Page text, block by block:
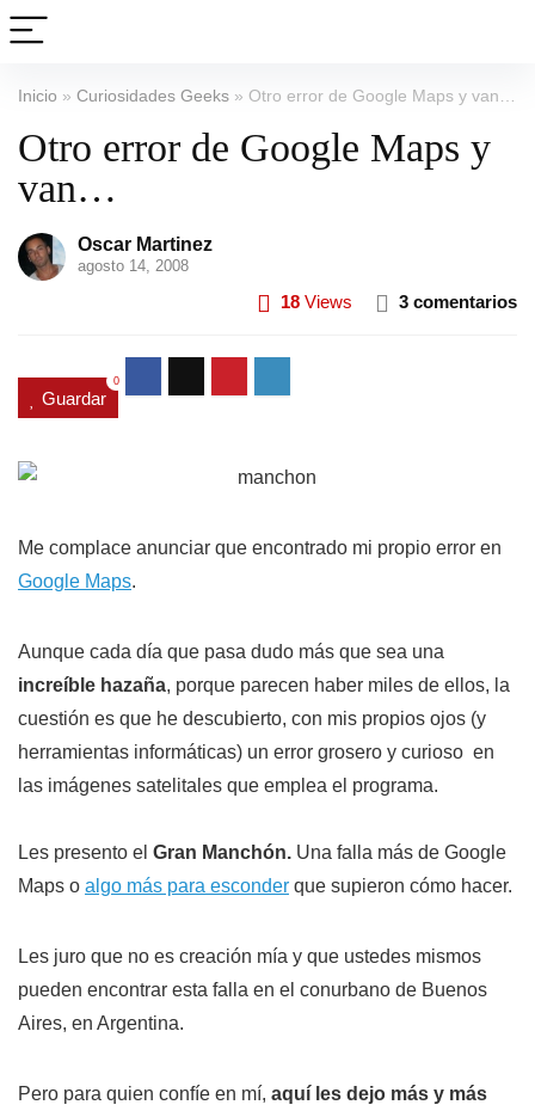
Inicio » Curiosidades Geeks » Otro error de Google Maps y van…
Otro error de Google Maps y
van…
Oscar Martinez
agosto 14, 2008
18 Views 3 comentarios
Guardar
0
Me complace anunciar que encontrado mi propio error en
Google Maps.
Aunque cada día que pasa dudo más que sea una
increíble hazaña, porque parecen haber miles de ellos, la
cuestión es que he descubierto, con mis propios ojos (y
herramientas informáticas) un error grosero y curioso en
las imágenes satelitales que emplea el programa.
Les presento el Gran Manchón. Una falla más de Google
Maps o algo más para esconder que supieron cómo hacer.
Les juro que no es creación mía y que ustedes mismos
pueden encontrar esta falla en el conurbano de Buenos
Aires, en Argentina.
Pero para quien confíe en mí, aquí les dejo más y más